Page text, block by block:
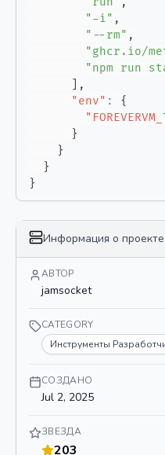
"-i" ,
"--rm" ,
"ghcr.io/
"npm run
,
"env" :
{
}
}
}
}
Информация о проекте
АВТОР
jamsocket
CATEGORY
Инструменты
СОЗДАНО
Jul 2, 2025
ЗВЕЗДА
203